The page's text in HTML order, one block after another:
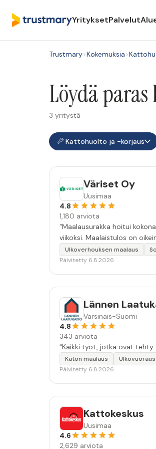
YrityksetPalvelut
Trustmary>Kokemuksia>
Löydä
3 yritystä
Kattohuolto ja -korjaus
Väriset Oy
Uusimaa
4.8
1,180 arviota
“Maalausurakka hoitui
viikoksi. Maalaistulos on
Ulkoverhouksen maalaus
Päivitetty 6.8.2026
Lännen
Varsinais-Suomi
4.8
343 arviota
“Kaikki työt, jotka ovat tehty
Katon maalaus
Päivitetty 6.8.2026
Kattokeskus
Uusimaa
4.6
2,629 arviota